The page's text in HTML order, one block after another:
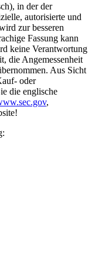
in der der
autorisierte und
zur besseren
Fassung kann
keine Verantwortung
die Angemessenheit
Aus Sicht
oder
die englische
,